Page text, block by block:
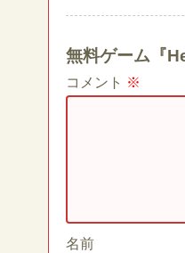
無料ゲーム『
コメント ※
名前